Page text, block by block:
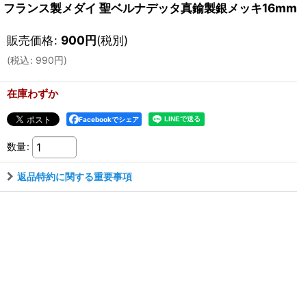
フランス製メダイ 聖ベルナデッタ真鍮製銀メッキ16mm
販売価格: 900円(税別)
(税込: 990円)
在庫わずか
Facebookでシェア
数量:
返品特約に関する重要事項